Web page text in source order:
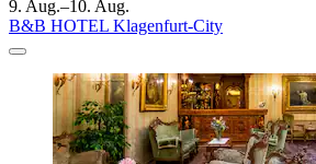
9. Aug.–10. Aug.
B&B HOTEL Klagenfurt-City